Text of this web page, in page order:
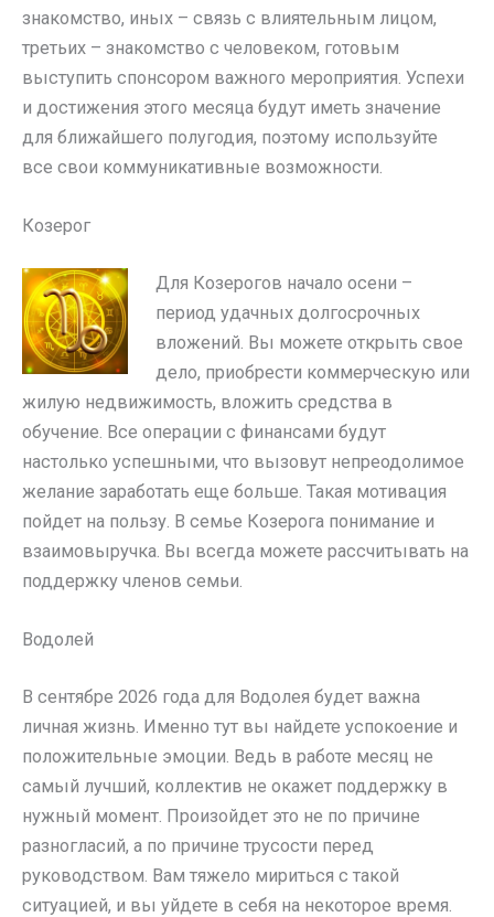
знакомство, иных – связь с влиятельным лицом,
третьих – знакомство с человеком, готовым
выступить спонсором важного мероприятия. Успехи
и достижения этого месяца будут иметь значение
для ближайшего полугодия, поэтому используйте
все свои коммуникативные возможности.
Козерог
Для Козерогов начало осени –
период удачных долгосрочных
вложений. Вы можете открыть свое
дело, приобрести коммерческую или
жилую недвижимость, вложить средства в
обучение. Все операции с финансами будут
настолько успешными, что вызовут непреодолимое
желание заработать еще больше. Такая мотивация
пойдет на пользу. В семье Козерога понимание и
взаимовыручка. Вы всегда можете рассчитывать на
поддержку членов семьи.
Водолей
В сентябре 2026 года для Водолея будет важна
личная жизнь. Именно тут вы найдете успокоение и
положительные эмоции. Ведь в работе месяц не
самый лучший, коллектив не окажет поддержку в
нужный момент. Произойдет это не по причине
разногласий, а по причине трусости перед
руководством. Вам тяжело мириться с такой
ситуацией, и вы уйдете в себя на некоторое время.